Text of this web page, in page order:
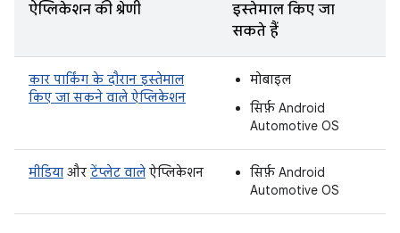
ऐप्लिकेशन की श्रेणी
इस्तेमाल किए जा
सकते हैं
कार पार्किंग के दौरान इस्तेमाल
किए जा सकने वाले ऐप्लिकेशन
मोबाइल
सिर्फ़ Android
Automotive OS
मीडिया और टेंप्लेट वाले ऐप्लिकेशन
सिर्फ़ Android
Automotive OS